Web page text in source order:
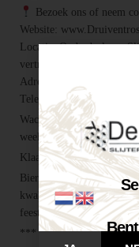
Bezoek ons of neem
Website:
Locatie: Onderdeel van
vertrouwd adres voor
Adres: Hoogeind 6, 4817
Telefoon / E-mail: 076
Wacht niet te lang, want
weekenden en
Klaar voor een geslaagd
Biertap huren locatie
kwaliteit en service van
feest maar komen!
***